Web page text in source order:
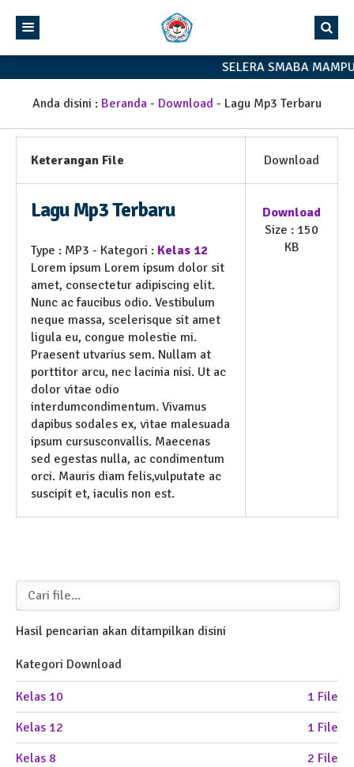
SELERA SMABA
Anda disini : Beranda - Download - Lagu Mp3 Terbaru
Keterangan File Download
Lagu Mp3 Terbaru
Type : MP3 - Kategori : Kelas 12
Lorem ipsum Lorem ipsum dolor sit
amet, consectetur adipiscing elit.
Nunc ac faucibus odio. Vestibulum
neque massa, scelerisque sit amet
ligula eu, congue molestie mi.
Praesent utvarius sem. Nullam at
porttitor arcu, nec lacinia nisi. Ut ac
dolor vitae odio
interdumcondimentum. Vivamus
dapibus sodales ex, vitae malesuada
ipsum cursusconvallis. Maecenas
sed egestas nulla, ac condimentum
orci. Mauris diam felis,vulputate ac
suscipit et, iaculis non est.
Download
Size : 150
KB
Hasil pencarian akan ditampilkan disini
Kategori Download
Kelas 10
1 File
Kelas 12
1 File
Kelas 8
2 File